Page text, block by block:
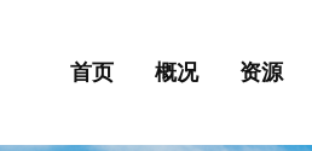
首页 概况 资源